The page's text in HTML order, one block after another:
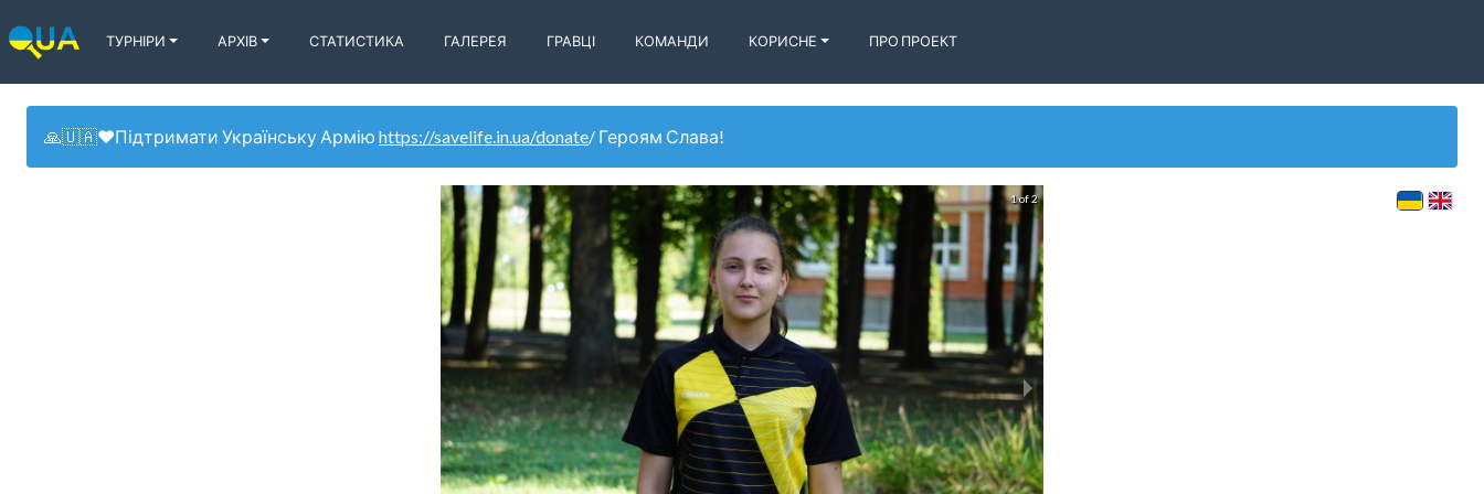
ТУРНІРИ АРХІВ СТАТИСТИКА ГАЛЕРЕЯ ГРАВЦІ КОМАНДИ КОРИСНЕ ПРО ПРОЕКТ
🙏🇺🇦❤️Підтримати Українську Армію https://savelife.in.ua/donate/ Героям Слава!
1 of 2